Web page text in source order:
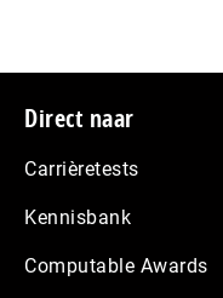
Footer
Direct naar
Carrièretests
Kennisbank
Computable Awards